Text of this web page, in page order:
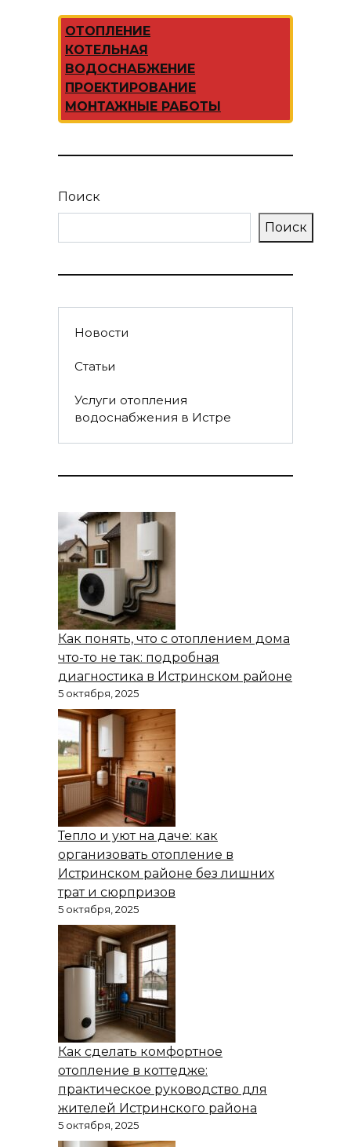
ОТОПЛЕНИЕ
КОТЕЛЬНАЯ
ВОДОСНАБЖЕНИЕ
ПРОЕКТИРОВАНИЕ
МОНТАЖНЫЕ РАБОТЫ
Поиск
Поиск
Новости
Статьи
Услуги отопления
водоснабжения в Истре
Как понять, что с отоплением дома
что-то не так: подробная
диагностика в Истринском районе
5 октября, 2025
Тепло и уют на даче: как
организовать отопление в
Истринском районе без лишних
трат и сюрпризов
5 октября, 2025
Как сделать комфортное
отопление в коттедже:
практическое руководство для
жителей Истринского района
5 октября, 2025